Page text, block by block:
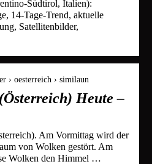
Südtirol, Italien):
14-Tage-Trend, aktuelle
Satellitenbilder,
› oesterreich › similaun
Heute –
Am Vormittag wird der
von Wolken gestört. Am
Wolken den Himmel …